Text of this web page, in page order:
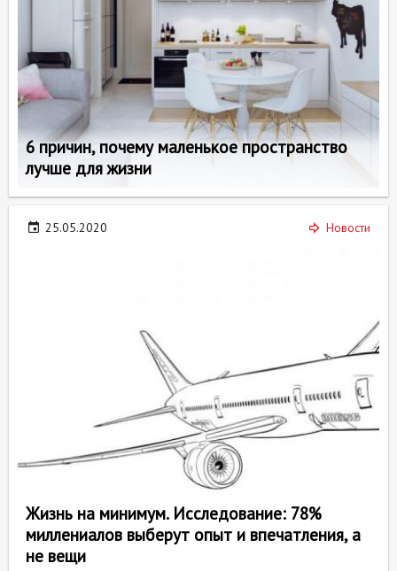
6 причин, почему маленькое пространство
лучше для жизни
25.05.2020 Новости
Жизнь на минимум. Исследование: 78%
миллениалов выберут опыт и впечатления, а
не вещи